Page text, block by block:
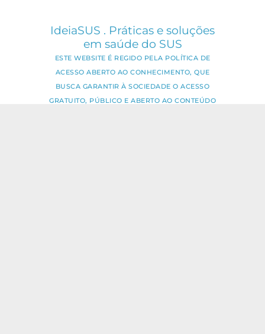
IdeiaSUS . Práticas e soluções
em saúde do SUS
ESTE WEBSITE É REGIDO PELA POLÍTICA DE
ACESSO ABERTO AO CONHECIMENTO, QUE
BUSCA GARANTIR À SOCIEDADE O ACESSO
GRATUITO, PÚBLICO E ABERTO AO CONTEÚDO